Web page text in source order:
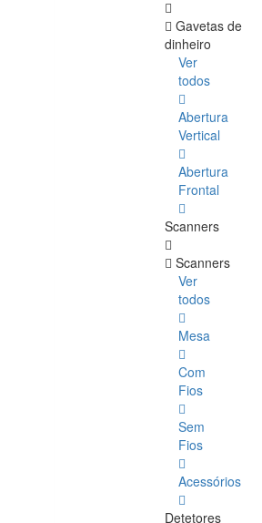
Gavetas de
dinheiro
Ver
todos
Abertura
Vertical
Abertura
Frontal
Scanners
Scanners
Ver
todos
Mesa
Com
Fios
Sem
Fios
Acessórios
Detetores